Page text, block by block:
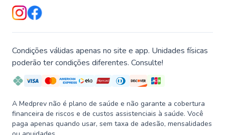
Condições válidas apenas no site e app. Unidades físicas
poderão ter condições diferentes. Consulte!
A Medprev não é plano de saúde e não garante a cobertura
financeira de riscos e de custos assistenciais à saúde. Você
paga apenas quando usar, sem taxa de adesão, mensalidades